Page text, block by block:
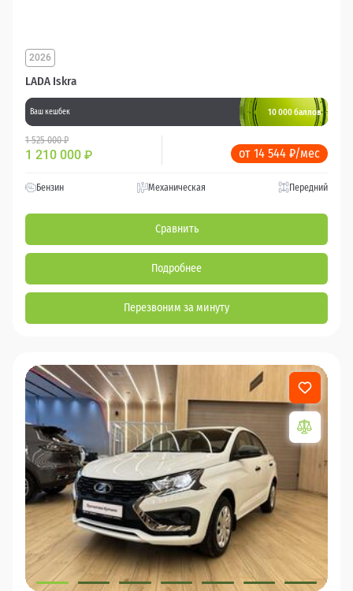
LADA Iskra
2026
Ваш кешбек 10 000 баллов
1 525 000 ₽
1 210 000 ₽ от 14 544 ₽/мес
Бензин Механическая Передний
Сравнить
Подробнее
Перезвоним за минуту